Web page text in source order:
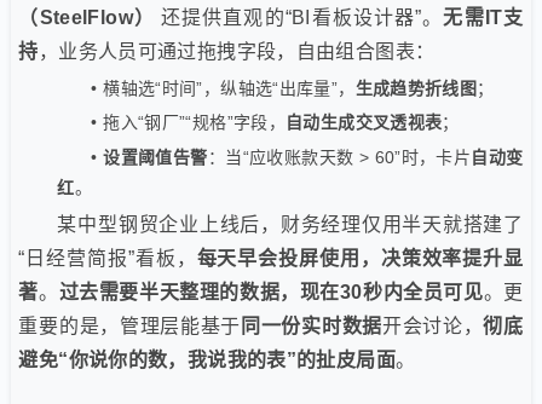
（SteelFlow）
还提供直观的“BI看板设计器”。无需IT支
持，业务人员可通过拖拽字段，自由组合图表：
• 横轴选“时间”，纵轴选“出库量”， 生成趋势折线图 ；
• 拖入“钢厂”“规格”字段，
自动生成交叉透视表；
•设置阈值告警：当“应收账款天数 > 60”时，卡片自动变
红。
某中型钢贸企业上线后，财务经理仅用半天就搭建了
“日经营简报”看板， 每天早会投屏使用，决策效率提升显
著。 过去需要半天整理的数据，现在30秒内全员可见。更
重要的是，管理层能基于 同一份实时数据开会讨论，彻底
避免“你说你的数，我说我的表”的扯皮局面。